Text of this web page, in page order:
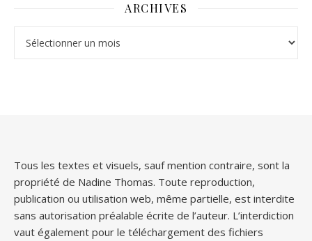
ARCHIVES
Tous les textes et visuels, sauf mention contraire, sont la
propriété de Nadine Thomas. Toute reproduction,
publication ou utilisation web, même partielle, est interdite
sans autorisation préalable écrite de l’auteur. L’interdiction
vaut également pour le téléchargement des fichiers